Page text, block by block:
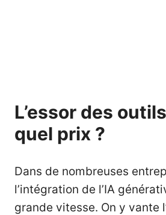
L’essor des
quel prix ?
Dans de nombreuses
l’intégration de l’IA
grande vitesse. On y vante